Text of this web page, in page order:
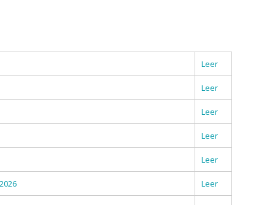
Leer
Leer
Leer
Leer
Leer
Leer